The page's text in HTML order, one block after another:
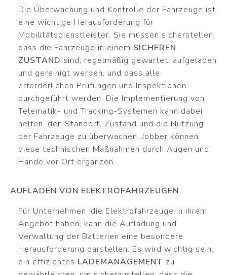
Die Überwachung und Kontrolle der Fahrzeuge ist
eine wichtige Herausforderung für
Mobilitätsdienstleister. Sie müssen sicherstellen,
dass die Fahrzeuge in einem SICHEREN
ZUSTAND sind, regelmäßig gewartet, aufgeladen
und gereinigt werden, und dass alle
erforderlichen Prüfungen und Inspektionen
durchgeführt werden. Die Implementierung von
Telematik- und Tracking-Systemen kann dabei
helfen, den Standort, Zustand und die Nutzung
der Fahrzeuge zu überwachen. Jobber können
diese technischen Maßnahmen durch Augen und
Hände vor Ort ergänzen.
AUFLADEN VON ELEKTROFAHRZEUGEN
Für Unternehmen, die Elektrofahrzeuge in ihrem
Angebot haben, kann die Aufladung und
Verwaltung der Batterien eine besondere
Herausforderung darstellen. Es wird wichtig sein,
ein effizientes LADEMANAGEMENT zu